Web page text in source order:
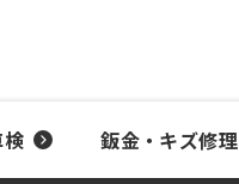
鈑金・キズ修理